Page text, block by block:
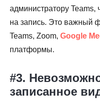
Шаг 3.
администратору Teams,
на запись. Это важный
Teams, Zoom, Google
платформы.
#3.
записанное